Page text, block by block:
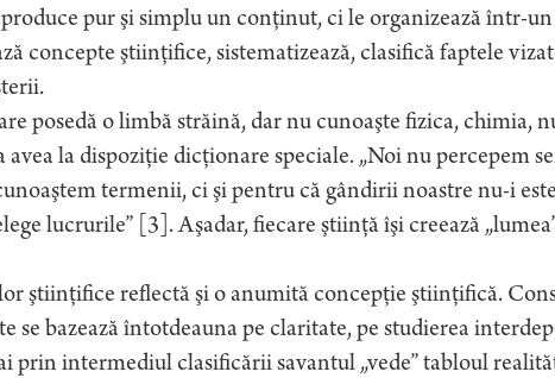
pur şi simplu un conţinut, ci le organizează într-
concepte ştiinţifice, sistematizează, clasifică faptele
posedă o limbă străină, dar nu cunoaşte fizica, chimia,
avea la dispoziţie dicţionare speciale. „Noi nu percepem
termenii, ci şi pentru că gândirii noastre nu-i
lucrurile” [3]. Aşadar, fiecare ştiinţă îşi creează
ştiinţifice reflectă şi o anumită concepţie ştiinţifică.
se bazează întotdeauna pe claritate, pe studierea
prin intermediul clasificării savantul „vede” tabloul